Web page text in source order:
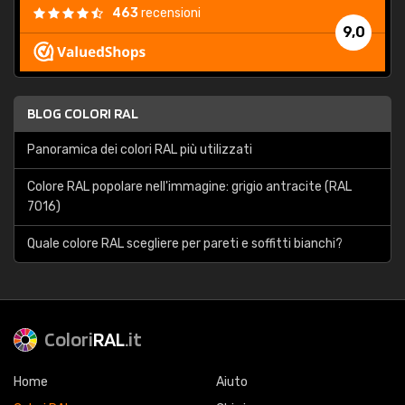
9,0
463recensioni
BLOG COLORI RAL
Panoramica dei colori RAL più utilizzati
Colore RAL popolare nell'immagine: grigio antracite (RAL
7016)
Quale colore RAL scegliere per pareti e soffitti bianchi?
ColoriRAL.it
Home
Aiuto